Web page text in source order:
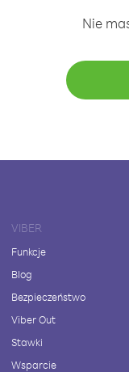
Nie
VIBER
Funkcje
Blog
Bezpieczeństwo
Viber Out
Stawki
Wsparcie